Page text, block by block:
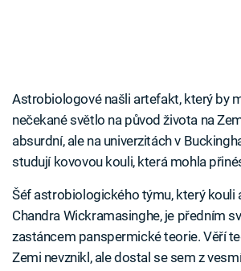
Astrobiologové našli artefakt, který by
nečekané světlo na původ života na
absurdní, ale na univerzitách v
studují kovovou kouli, která mohla
Šéf astrobiologického týmu, který kouli
Chandra Wickramasinghe, je předním
zastáncem panspermické teorie. Věří
Zemi nevznikl, ale dostal se sem z